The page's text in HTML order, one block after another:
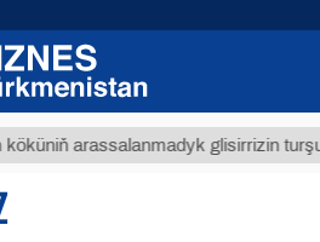
arassalanmadyk glisirrizin turşusy